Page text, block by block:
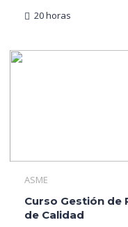
20 horas
ASME
Curso Gestión de
de Calidad